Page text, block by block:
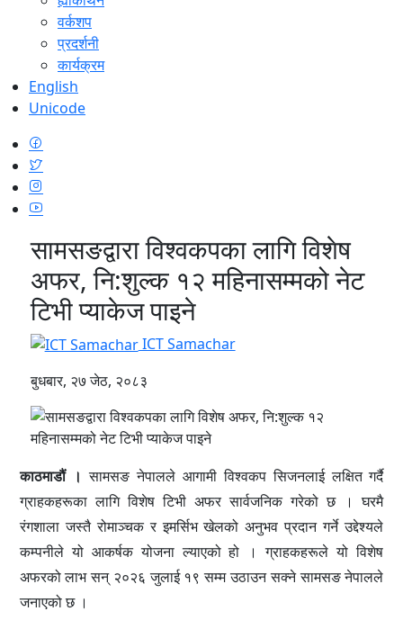
वर्कशप
प्रदर्शनी
कार्यक्रम
English
Unicode
सामसङद्वारा विश्वकपका लागि विशेष
अफर, नि:शुल्क १२ महिनासम्मको नेट
टिभी प्याकेज पाइने
ICT Samachar
बुधबार, २७ जेठ, २०८३
काठमाडौं ।सामसङ नेपालले आगामी विश्वकप सिजनलाई लक्षित गर्दै
ग्राहकहरूका लागि विशेष टिभी अफर सार्वजनिक गरेको छ । घरमै
रंगशाला जस्तै रोमाञ्चक र इमर्सिभ खेलको अनुभव प्रदान गर्ने उद्देश्यले
कम्पनीले यो आकर्षक योजना ल्याएको हो । ग्राहकहरूले यो विशेष
अफरको लाभ सन् २०२६ जुलाई १९ सम्म उठाउन सक्ने सामसङ नेपालले
जनाएको छ ।